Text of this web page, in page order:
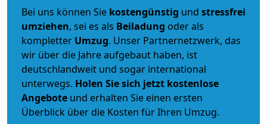
Bei uns können Sie kostengünstig und stressfrei
umziehen, sei es als Beiladung oder als
kompletter Umzug. Unser Partnernetzwerk, das
wir über die Jahre aufgebaut haben, ist
deutschlandweit und sogar international
unterwegs. Holen Sie sich jetzt kostenlose
Angebote und erhalten Sie einen ersten
Überblick über die Kosten für Ihren Umzug.